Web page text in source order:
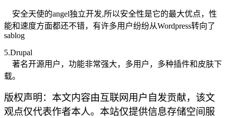
安全天使的angel独立开发,所以安全性是它的最大优点，性
能和速度方面都还不错，有许多用户纷纷从Wordpress转向了
sablog
5.Drupal
著名开源用户，功能非常强大，多用户，多种插件和皮肤下
载。
版权声明：本文内容由互联网用户自发贡献，该文
观点仅代表作者本人。本站仅提供信息存储空间服